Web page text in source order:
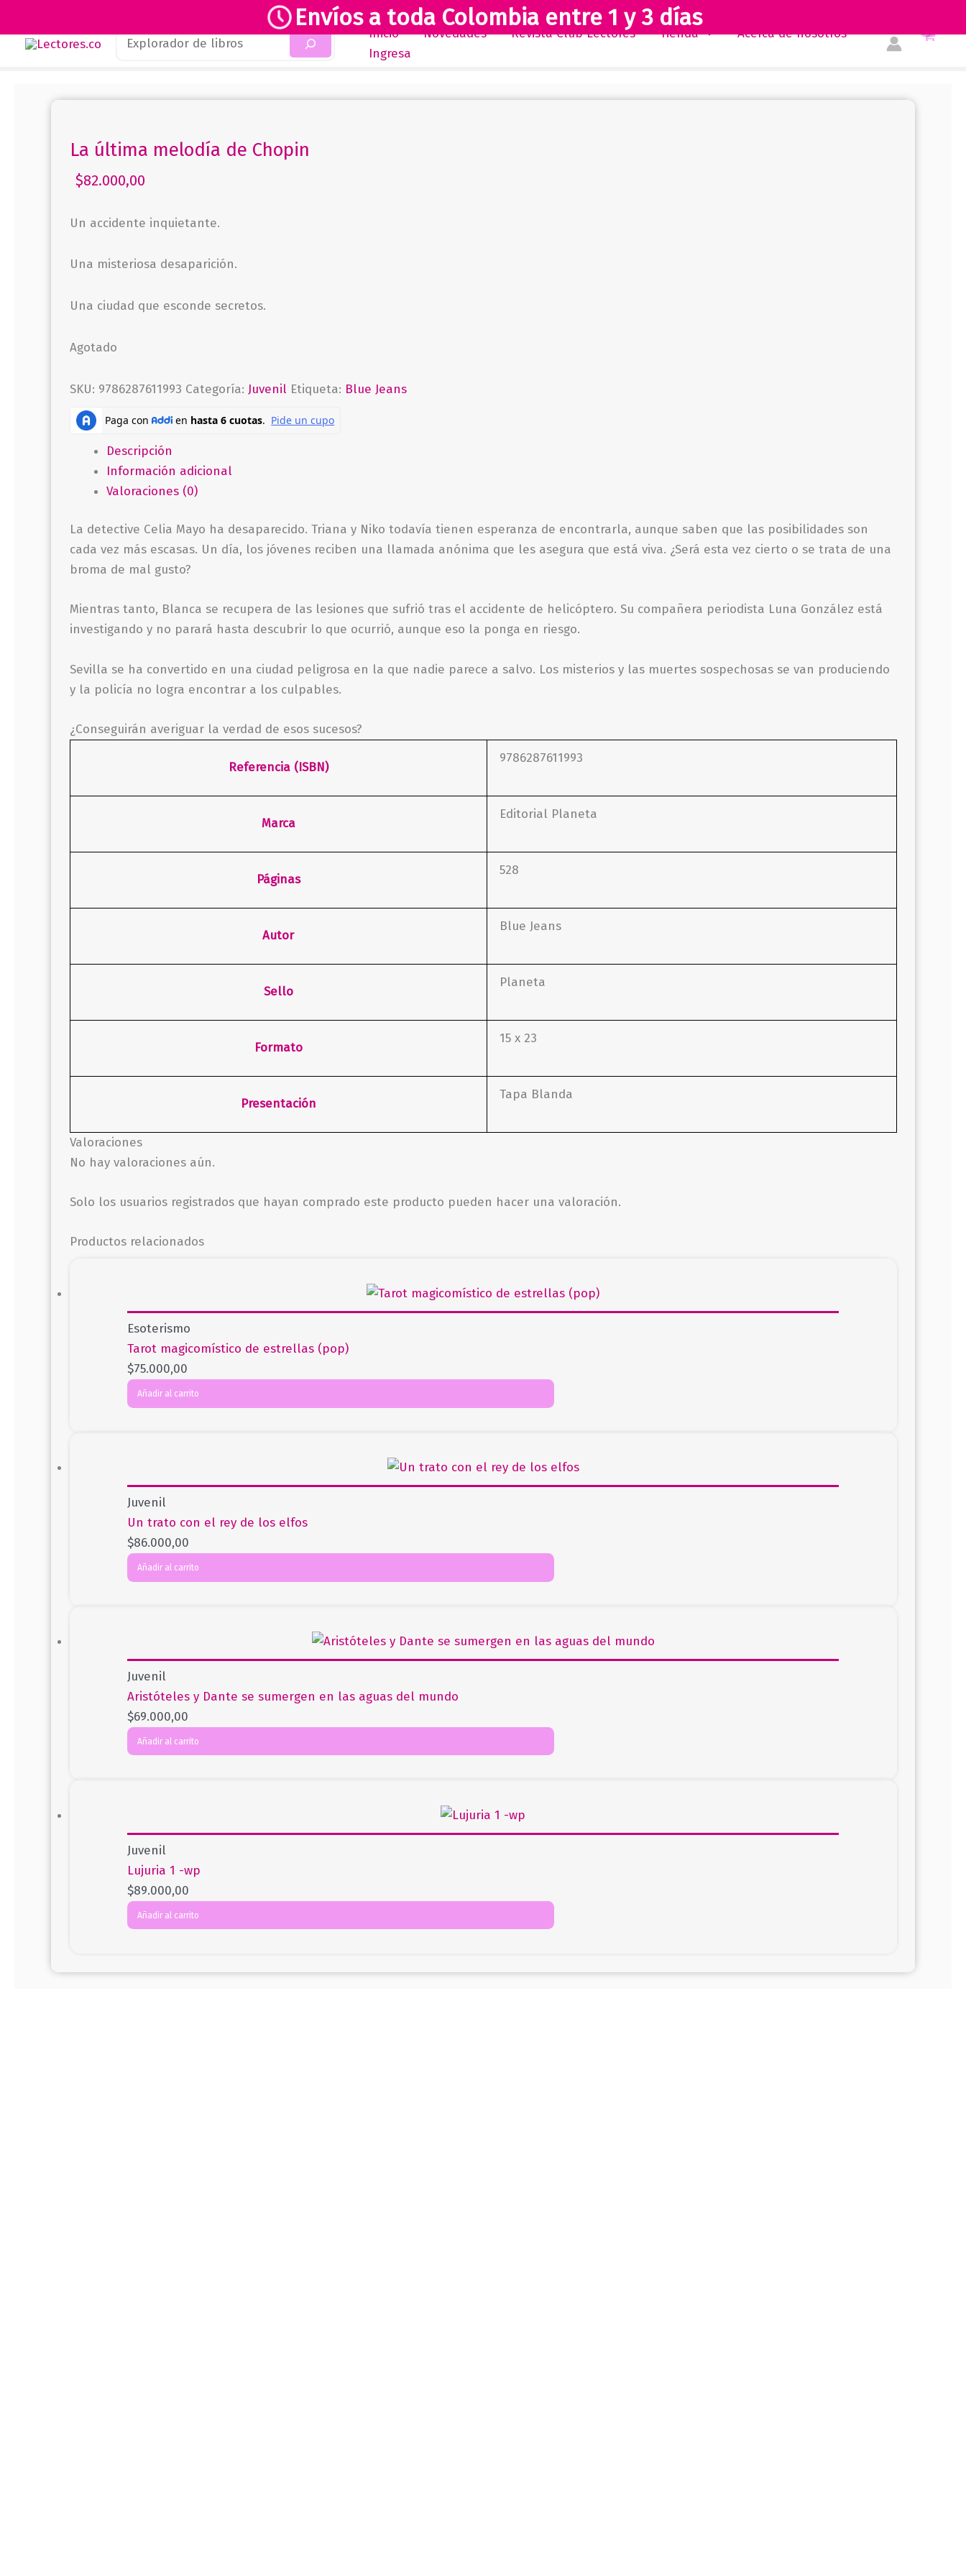
Envíos a toda Colombia entre 1 y 3 días
Buscar Inicio Novedades Revista Club Lectores Tienda
Acerca de nosotros
Ingresa
La última melodía de Chopin
$82.000,00
Un accidente inquietante.
Una misteriosa desaparición.
Una ciudad que esconde secretos.
Agotado
SKU: 9786287611993 Categoría: Juvenil Etiqueta: Blue Jeans
Descripción
Información adicional
Valoraciones (0)
La detective Celia Mayo ha desaparecido. Triana y Niko todavía tienen esperanza de encontrarla, aunque saben que las posibilidades son
cada vez más escasas. Un día, los jóvenes reciben una llamada anónima que les asegura que está viva. ¿Será esta vez cierto o se trata de una
broma de mal gusto?
Mientras tanto, Blanca se recupera de las lesiones que sufrió tras el accidente de helicóptero. Su compañera periodista Luna González está
investigando y no parará hasta descubrir lo que ocurrió, aunque eso la ponga en riesgo.
Sevilla se ha convertido en una ciudad peligrosa en la que nadie parece a salvo. Los misterios y las muertes sospechosas se van produciendo
y la policía no logra encontrar a los culpables.
¿Conseguirán averiguar la verdad de esos sucesos?
Referencia (ISBN)
9786287611993
Marca
Editorial Planeta
Páginas
528
Autor
Blue Jeans
Sello
Planeta
Formato
15 x 23
Presentación
Tapa Blanda
Valoraciones
No hay valoraciones aún.
Solo los usuarios registrados que hayan comprado este producto pueden hacer una valoración.
Productos relacionados
Esoterismo
Tarot magicomístico de estrellas (pop)
$75.000,00
Añadir al carrito
Juvenil
Un trato con el rey de los elfos
$86.000,00
Añadir al carrito
Juvenil
Aristóteles y Dante se sumergen en las aguas del mundo
$69.000,00
Añadir al carrito
Juvenil
Lujuria 1 -wp
$89.000,00
Añadir al carrito